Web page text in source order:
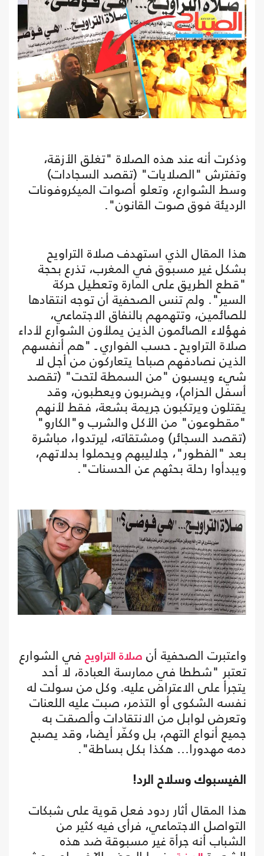
وذكرت أنه عند هذه الصلاة "تغلق الأزقة،
وتفترش "الصلايات" (تقصد السجادات)
وسط الشوارع، وتعلو أصوات الميكروفونات
الرديئة فوق صوت القانون".
هذا المقال الذي استهدف صلاة التراويح
بشكل غير مسبوق في المغرب، تذرع بحجة
"قطع الطريق على المارة وتعطيل حركة
السير". ولم تنس الصحفية أن توجه انتقادها
للصائمين، وتتهمهم بالنفاق الاجتماعي،
فهؤلاء الصائمون الذين يملأون الشوارع لأداء
صلاة التراويح ـ حسب الفواري ـ "هم أنفسهم
الذين نصادفهم صباحا يتعاركون من أجل لا
شيء ويسبون "من السمطة لتحت" (تقصد
أسفل الحزام)، ويضربون ويعطبون، وقد
يقتلون ويرتكبون جريمة بشعة، فقط لأنهم
"مقطوعون" من الأكل والشرب و"الكارو"
(تقصد السجائر) ومشتقاته، ليرتدوا، مباشرة
بعد "الفطور"، جلاليبهم ويحملوا بدلاتهم،
ويبدأوا رحلة بحثهم عن الحسنات".
واعتبرت الصحفية أن صلاة التراويح في الشوارع
تعتبر "شططا في ممارسة العبادة، لا أحد
يتجرأ على الاعتراض عليه. وكل من سولت له
نفسه الشكوى أو التذمر، صبت عليه اللعنات
وتعرض لوابل من الانتقادات وألصقت به
جميع أنواع التهم، بل وكفّر أيضا، وقد يصبح
دمه مهدورا… هكذا بكل بساطة".
الفيسبوك وسلاح الرد!
هذا المقال أثار ردود فعل قوية على شبكات
التواصل الاجتماعي، فرأى فيه كثير من
الشباب أنه جرأة غير مسبوقة ضد هذه